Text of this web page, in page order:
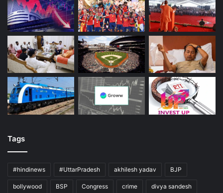
Tags
#hindinews #UttarPradesh akhilesh yadav BJP
bollywood BSP Congress crime divya sandesh